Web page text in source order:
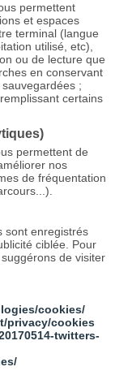
permettent
et espaces
terminal (langue
utilisé, etc),
ou de lecture que
en conservant
;
certains
permettent de
nos
de fréquentation
sont enregistrés
ciblée. Pour
de visiter
cookies/
privacy/cookies
twitters-